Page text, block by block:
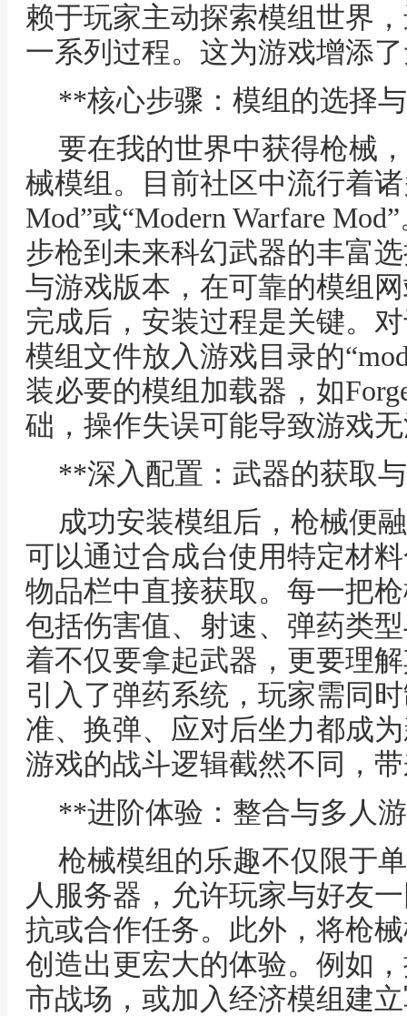
赖于玩家主动探索模组世界
一系列过程。这为游戏增添
**核心步骤：模组的选择
要在我的世界中获得枪械
械模组。目前社区中流行着
Mod”或“Modern Warfare
步枪到未来科幻武器的丰富
与游戏版本，在可靠的模组
完成后，安装过程是关键。
模组文件放入游戏目录的
装必要的模组加载器，如
础，操作失误可能导致游戏
**深入配置：武器的获取
成功安装模组后，枪械便
可以通过合成台使用特定材
物品栏中直接获取。每一把
包括伤害值、射速、弹药类
着不仅要拿起武器，更要理
引入了弹药系统，玩家需同
准、换弹、应对后坐力都成
游戏的战斗逻辑截然不同，
**进阶体验：整合与多人
枪械模组的乐趣不仅限于
人服务器，允许玩家与好友
抗或合作任务。此外，将枪
创造出更宏大的体验。例如
市战场，或加入经济模组建